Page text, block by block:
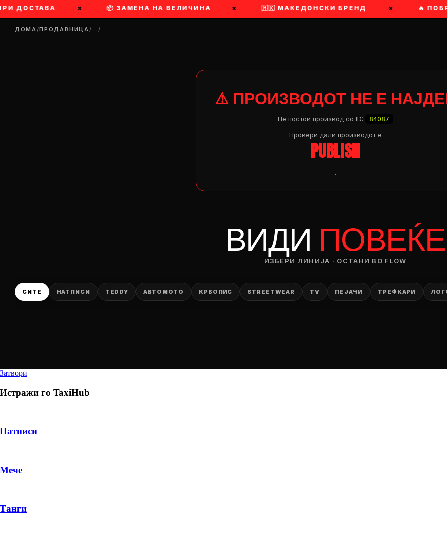
ДОСТАВА 📦 ЗАМЕНА НА ВЕЛИЧИНА 🇲🇰 МАКЕДОНСКИ БРЕНД 🔥
ДОМА/ПРОДАВНИЦА/…/…
⚠ ПРОИЗВОДОТ НЕ Е
Не постои производ со ID: 84087
Провери дали производот e
PUBLISH
.
ВИДИ ПОВЕЌЕ
ИЗБЕРИ ЛИНИЈА · ОСТАНИ ВО FLOW
СИТЕ НАТПИСИ TEDDY АВТОМОТО КРВОПИС STREETWEAR TV ПЕЈАЧИ ТРЕФКАРИ
Затвори
Истражи го TaxiHub
Натписи
Мече
Танги